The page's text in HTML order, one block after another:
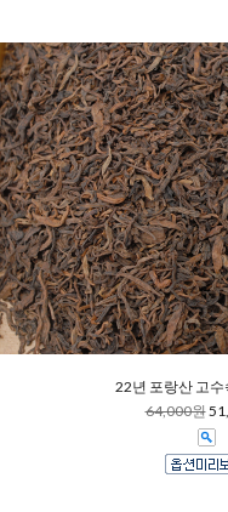
22년 포랑산 고
64,000원